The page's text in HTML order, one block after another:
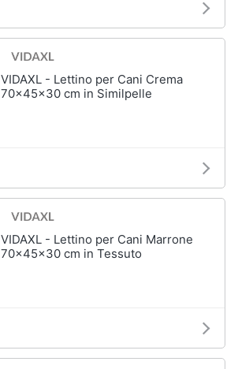
VIDAXL - Lettino per Cani Crema
70x45x30 cm in Similpelle
VIDAXL - Lettino per Cani Marrone
70x45x30 cm in Tessuto